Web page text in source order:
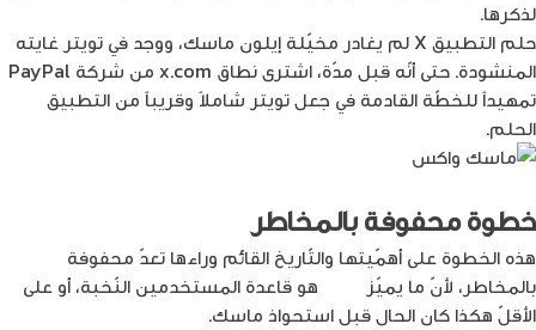
لذكرها.
حلم التطبيق X لم يغادر مخيّلة إيلون ماسك، ووجد في تويتر غايته
المنشودة. حتى أنّه قبل مدّة، اشترى نطاق x.com من شركة PayPal
تمهيداً للخطّة القادمة في جعل تويتر شاملاً وقريباً من التطبيق
الحلم.
خطوة محفوفة بالمخاطر
هذه الخطوة على أهمّيتها والتّاريخ القائم وراءها تعدّ محفوفة
بالمخاطر، لأنّ ما يميّز
هو قاعدة المستخدمين النّخبة، أو على
الأقلّ هكذا كان الحال قبل استحواذ ماسك.